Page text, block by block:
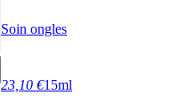
Soin ongles
23,10 €15ml